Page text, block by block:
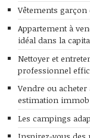
Vêtements
Appartement à
idéal dans la
Nettoyer et
professionnel
Vendre ou
estimation
Les campings